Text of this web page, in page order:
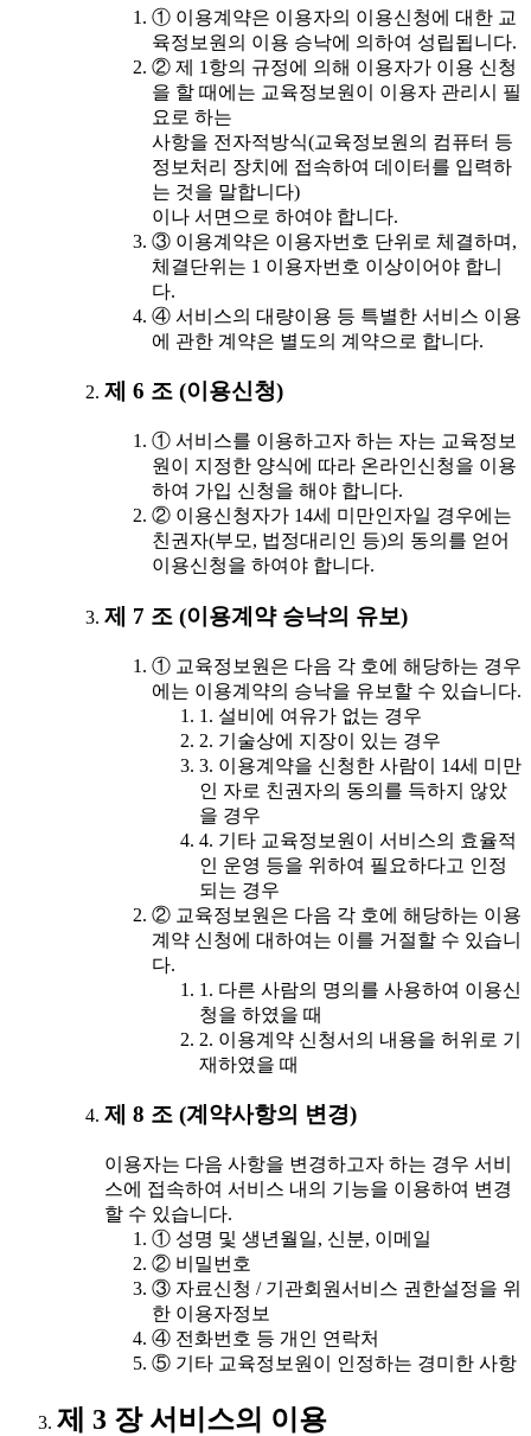
① 이용계약은 이용자의 이용신청에 대한 교
육정보원의 이용 승낙에 의하여 성립됩니다.
② 제 1항의 규정에 의해 이용자가 이용 신청
을 할 때에는 교육정보원이 이용자 관리시 필
요로 하는
사항을 전자적방식(교육정보원의 컴퓨터 등
정보처리 장치에 접속하여 데이터를 입력하
는 것을 말합니다)
이나 서면으로 하여야 합니다.
③ 이용계약은 이용자번호 단위로 체결하며,
체결단위는 1 이용자번호 이상이어야 합니
다.
④ 서비스의 대량이용 등 특별한 서비스 이용
에 관한 계약은 별도의 계약으로 합니다.
제 6 조 (이용신청)
① 서비스를 이용하고자 하는 자는 교육정보
원이 지정한 양식에 따라 온라인신청을 이용
하여 가입 신청을 해야 합니다.
② 이용신청자가 14세 미만인자일 경우에는
친권자(부모, 법정대리인 등)의 동의를 얻어
이용신청을 하여야 합니다.
제 7 조 (이용계약 승낙의 유보)
① 교육정보원은 다음 각 호에 해당하는 경우
에는 이용계약의 승낙을 유보할 수 있습니다.
1. 설비에 여유가 없는 경우
2. 기술상에 지장이 있는 경우
3. 이용계약을 신청한 사람이 14세 미만
인 자로 친권자의 동의를 득하지 않았
을 경우
4. 기타 교육정보원이 서비스의 효율적
인 운영 등을 위하여 필요하다고 인정
되는 경우
② 교육정보원은 다음 각 호에 해당하는 이용
계약 신청에 대하여는 이를 거절할 수 있습니
다.
1. 다른 사람의 명의를 사용하여 이용신
청을 하였을 때
2. 이용계약 신청서의 내용을 허위로 기
재하였을 때
제 8 조 (계약사항의 변경)
이용자는 다음 사항을 변경하고자 하는 경우 서비
스에 접속하여 서비스 내의 기능을 이용하여 변경
할 수 있습니다.
① 성명 및 생년월일, 신분, 이메일
② 비밀번호
③ 자료신청 / 기관회원서비스 권한설정을 위
한 이용자정보
④ 전화번호 등 개인 연락처
⑤ 기타 교육정보원이 인정하는 경미한 사항
제 3 장 서비스의 이용